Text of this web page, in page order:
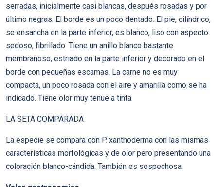
serradas, inicialmente casi blancas, después rosadas y por
último negras. El borde es un poco dentado. El pie, cilíndrico,
se ensancha en la parte inferior, es blanco, liso con aspecto
sedoso, fibrillado. Tiene un anillo blanco bastante
membranoso, estriado en la parte inferior y decorado en el
borde con pequeñas escamas. La carne no es muy
compacta, un poco rosada con el aire y amarilla como se ha
indicado. Tiene olor muy tenue a tinta.
LA SETA COMPARADA
La especie se compara con P. xanthoderma con las mismas
características morfológicas y de olor pero presentando una
coloración blanco-cándida. También es sospechosa.